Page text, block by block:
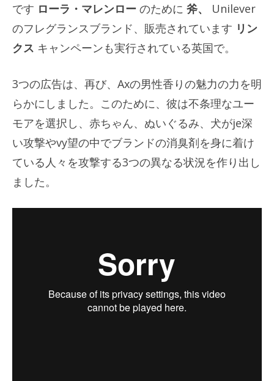
です ローラ・マレンロー のために 斧、
Unilever
のフレグランスブランド、販売されています リン
クス キャンペーンも実行されている英国で。
3つの広告は、再び、Axの男性香りの魅力の力を明
らかにしました。このために、彼は不条理なユー
モアを選択し、赤ちゃん、ぬいぐるみ、犬がje深
い攻撃やvy望の中でブランドの消臭剤を身に着け
ている人々を攻撃する3つの異なる状況を作り出し
ました。